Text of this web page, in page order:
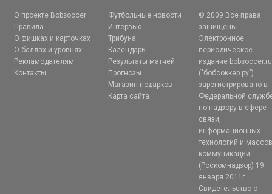
О проекте Bobsoccer
Правила
О фишках и карточках
О баллах и уровнях
Рекламодателям
Контакты
Футбольные новости
Интервью
Трибуна
Календарь
Результаты матчей
Прогнозы
Магазин подарков
Карта сайта
© 2009 Все права
защищены.
Электронное
периодическое
издание bobsoccer.ru
("бобсоккер.ру")
зарегистрировано в
Федеральной
по надзору в сфере
связи,
информационных
технологий и
коммуникаций
(Роскомнадзор) 19
января 2011г.
Свидетельство о